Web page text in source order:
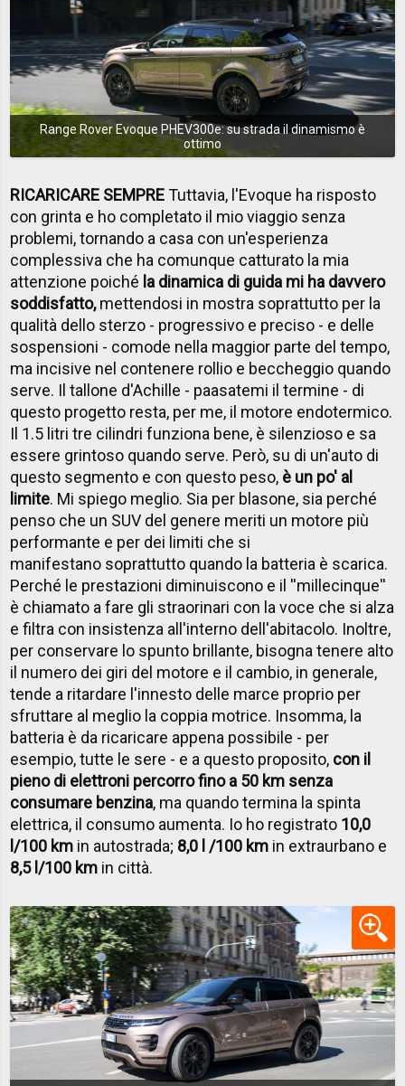
Range Rover Evoque PHEV300e: su strada il dinamismo è
ottimo
RICARICARE SEMPRETuttavia, l'Evoque ha risposto
con grinta e ho completato il mio viaggio senza
problemi, tornando a casa con un'esperienza
complessiva che ha comunque catturato la mia
attenzione poiché la dinamica di guida mi ha davvero
soddisfatto,mettendosi in mostra soprattutto per la
qualità dello sterzo - progressivo e preciso - e delle
sospensioni - comode nella maggior parte del tempo,
ma incisive nel contenere rollio e beccheggio quando
serve. Il tallone d'Achille - paasatemi il termine - di
questo progetto resta, per me, il motore endotermico.
Il 1.5 litri tre cilindri funziona bene, è silenzioso e sa
essere grintoso quando serve. Però, su di un'auto di
questo segmento e con questo peso, è un po' al
limite. Mi spiego meglio. Sia per blasone, sia perché
penso che un SUV del genere meriti un motore più
performante e per dei limiti che si
manifestano soprattutto quando la batteria è scarica.
Perché le prestazioni diminuiscono e il ''millecinque''
è chiamato a fare gli straorinari con la voce che si alza
e filtra con insistenza all'interno dell'abitacolo. Inoltre,
per conservare lo spunto brillante, bisogna tenere alto
il numero dei giri del motore e il cambio, in generale,
tende a ritardare l'innesto delle marce proprio per
sfruttare al meglio la coppia motrice. Insomma, la
batteria è da ricaricare appena possibile - per
esempio, tutte le sere - e a questo proposito, con il
pieno di elettroni percorro fino a 50 km senza
consumare benzina, ma quando termina la spinta
elettrica, il consumo aumenta. Io ho registrato 10,0
l/100 km in autostrada; 8,0 l /100 km in extraurbano e
8,5 l/100 km in città.